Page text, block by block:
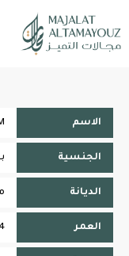
الاسم
الجنسية
الديانة
العمر